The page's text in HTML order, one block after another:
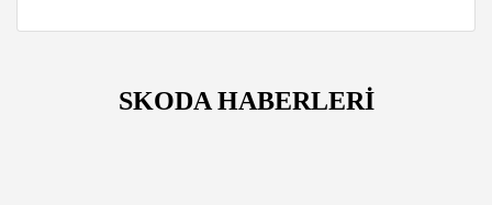
SKODA HABERLERİ